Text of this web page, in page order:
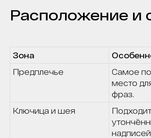
Расположение и
Зона
Предплечье
Самое
место
фраз.
Ключица и шея